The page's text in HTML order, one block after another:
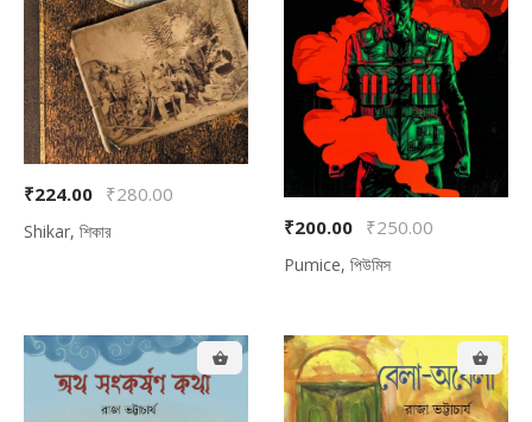
₹224.00 ₹280.00
Shikar, শিকার ₹200.00 ₹250.00
Pumice, পিউমিস